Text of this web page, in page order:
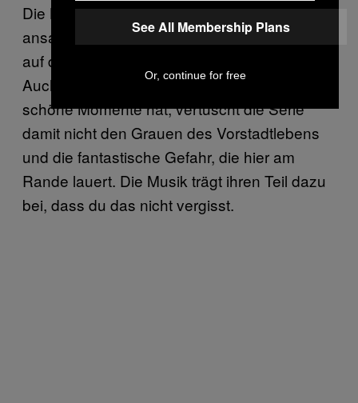
Die Kindheit in den 80ern war nicht
ansatzweise so behütet oder schön, wie sie
auf der Leinwand immer dargestellt wird.
Auch wenn
Stranger Thingsdurchaus einige
schöne Momente hat, vertuscht die Serie
damit nicht den Grauen des Vorstadtlebens
und die fantastische Gefahr, die hier am
Rande lauert. Die Musik trägt ihren Teil dazu
bei, dass du das nicht vergisst.
See All Membership Plans
Or, continue for free